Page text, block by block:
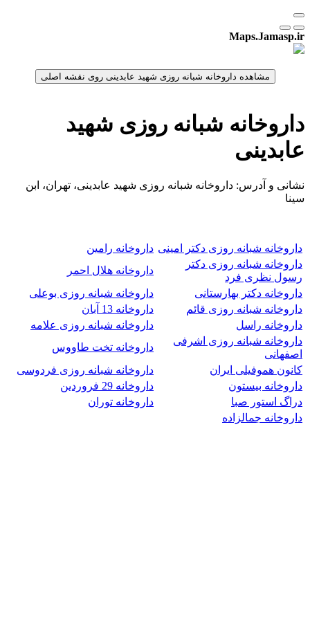
Maps.Jamasp.ir
داروخانه شبانه روزی شهید
عابدینی
نشانی و آدرس: داروخانه شبانه روزی شهید عابدینی، تهران، ابن
سینا
داروخانه شبانه روزی دکتر امینی داروخانه رامین
داروخانه شبانه روزی دکتر
رسول نظری فرد
داروخانه هلال احمر
داروخانه دکتر بهارستانی
داروخانه شبانه روزی بوعلی
داروخانه شبانه روزی قائم
داروخانه 13 آبان
داروخانه راسل
داروخانه شبانه روزی علامه
داروخانه شبانه روزی اشرفی
اصفهانی
داروخانه تخت طاووس
کانون هموفیلی ایران
داروخانه شبانه روزی فردوسی
داروخانه بیستون
داروخانه 29 فروردین
دراگ استور صبا
داروخانه توران
داروخانه جمالزاده